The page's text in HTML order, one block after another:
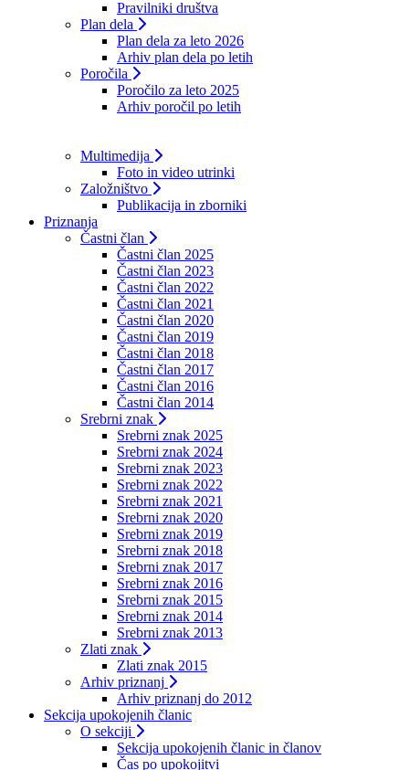
Pravilniki društva
Plan dela
Plan dela za leto 2026
Arhiv plan dela po letih
Poročila
Poročilo za leto 2025
Arhiv poročil po letih
Multimedija
Foto in video utrinki
Založništvo
Publikacija in zborniki
Priznanja
Častni član
Častni član 2025
Častni član 2023
Častni član 2022
Častni član 2021
Častni član 2020
Častni član 2019
Častni član 2018
Častni član 2017
Častni član 2016
Častni član 2014
Srebrni znak
Srebrni znak 2025
Srebrni znak 2024
Srebrni znak 2023
Srebrni znak 2022
Srebrni znak 2021
Srebrni znak 2020
Srebrni znak 2019
Srebrni znak 2018
Srebrni znak 2017
Srebrni znak 2016
Srebrni znak 2015
Srebrni znak 2014
Srebrni znak 2013
Zlati znak
Zlati znak 2015
Arhiv priznanj
Arhiv priznanj do 2012
Sekcija upokojenih članic
O sekciji
Sekcija upokojenih članic in članov
Čas po upokojitvi